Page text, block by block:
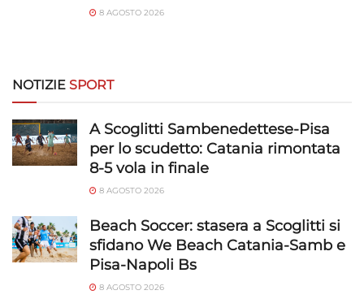
8 AGOSTO 2026
NOTIZIE SPORT
A Scoglitti Sambenedettese-Pisa
per lo scudetto: Catania rimontata
8-5 vola in finale
8 AGOSTO 2026
Beach Soccer: stasera a Scoglitti si
sfidano We Beach Catania-Samb e
Pisa-Napoli Bs
8 AGOSTO 2026